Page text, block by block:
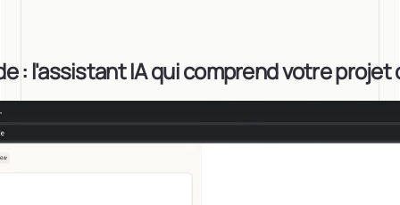
: l'assistant IA qui comprend votre projet